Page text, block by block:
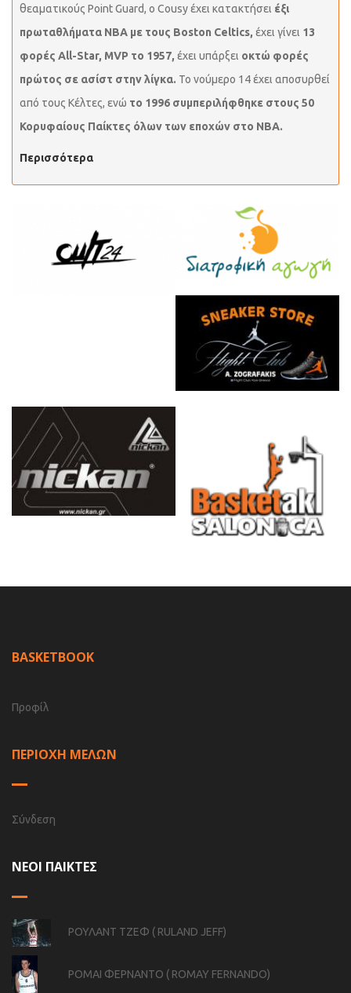
θεαματικούς Point Guard, ο Cousy έχει κατακτήσει έξι
πρωταθλήματα NBA με τους Boston Celtics, έχει γίνει 13
φορές All-Star, MVP το 1957, έχει υπάρξει οκτώ φορές
πρώτος σε ασίστ στην λίγκα. Το νούμερο 14 έχει αποσυρθεί
από τους Κέλτες, ενώ το 1996 συμπεριλήφθηκε στους 50
Κορυφαίους Παίκτες όλων των εποχών στο ΝΒΑ.
Περισσότερα
BASKETBOOK
Προφίλ
ΠΕΡΙΟΧΗ ΜΕΛΩΝ
Σύνδεση
ΝΕΟΙ ΠΑΙΚΤΕΣ
ΡΟΥΛΑΝΤ ΤΖΕΦ ( RULAND JEFF)
ΡΟΜΑΙ ΦΕΡΝΑΝΤΟ ( ROMAY FERNANDO)